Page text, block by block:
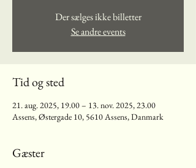
Der sælges ikke billetter
Se andre events
Tid og sted
21. aug. 2025, 19.00 – 13. nov. 2025, 23.00
Assens, Østergade 10, 5610 Assens, Danmark
Gæster